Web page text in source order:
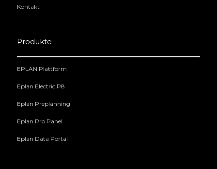
Kontakt
Produkte
EPLAN Plattform
Eplan Electric P8
Eplan Preplanning
Eplan Pro Panel
Eplan Data Portal